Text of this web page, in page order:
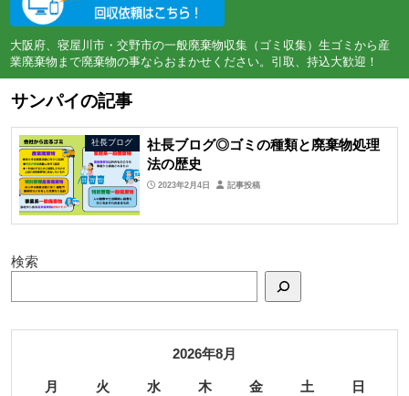
大阪府、寝屋川市・交野市の一般廃棄物収集（ゴミ収集）生ゴミから産
業廃棄物まで廃棄物の事ならおまかせください。引取、持込大歓迎！
サンパイの記事
社長ブログ
社長ブログ◎ゴミの種類と廃棄物処理
法の歴史
2023年2月4日 記事投稿
検索
2026年8月
月 火 水 木 金 土
日